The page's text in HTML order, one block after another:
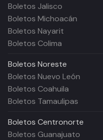
Boletos Jalisco
Boletos Michoacán
Boletos Nayarit
Boletos Colima
Boletos Noreste
Boletos Nuevo León
Boletos Coahuila
Boletos Tamaulipas
Boletos Centronorte
Boletos Guanajuato